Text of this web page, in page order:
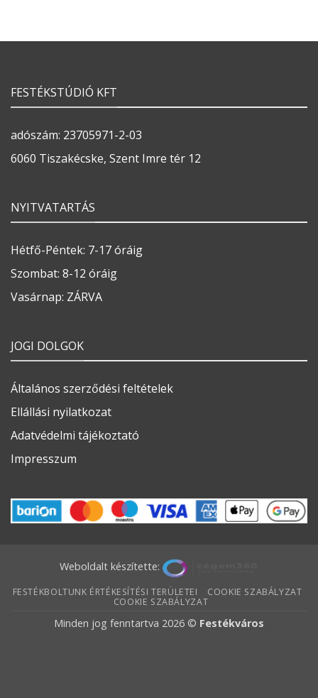
FESTÉKSTÚDIÓ KFT
adószám: 23705971-2-03
6060 Tiszakécske, Szent Imre tér 12
NYITVATARTÁS
Hétfő-Péntek: 7-17 óráig
Szombat: 8-12 óráig
Vasárnap: ZÁRVA
JOGI DOLGOK
Általános szerződési feltételek
Ellállási nyilatkozat
Adatvédelmi tájékoztató
Impresszum
Weboldalt készítette:
FESTÉKBOLTUNK ÉRTÉKESÍTÉSI TERÜLETEI
COOKIE SZABÁLYZAT
COOKIE SZABÁLYZAT
Minden jog fenntartva 2026 © Festékváros